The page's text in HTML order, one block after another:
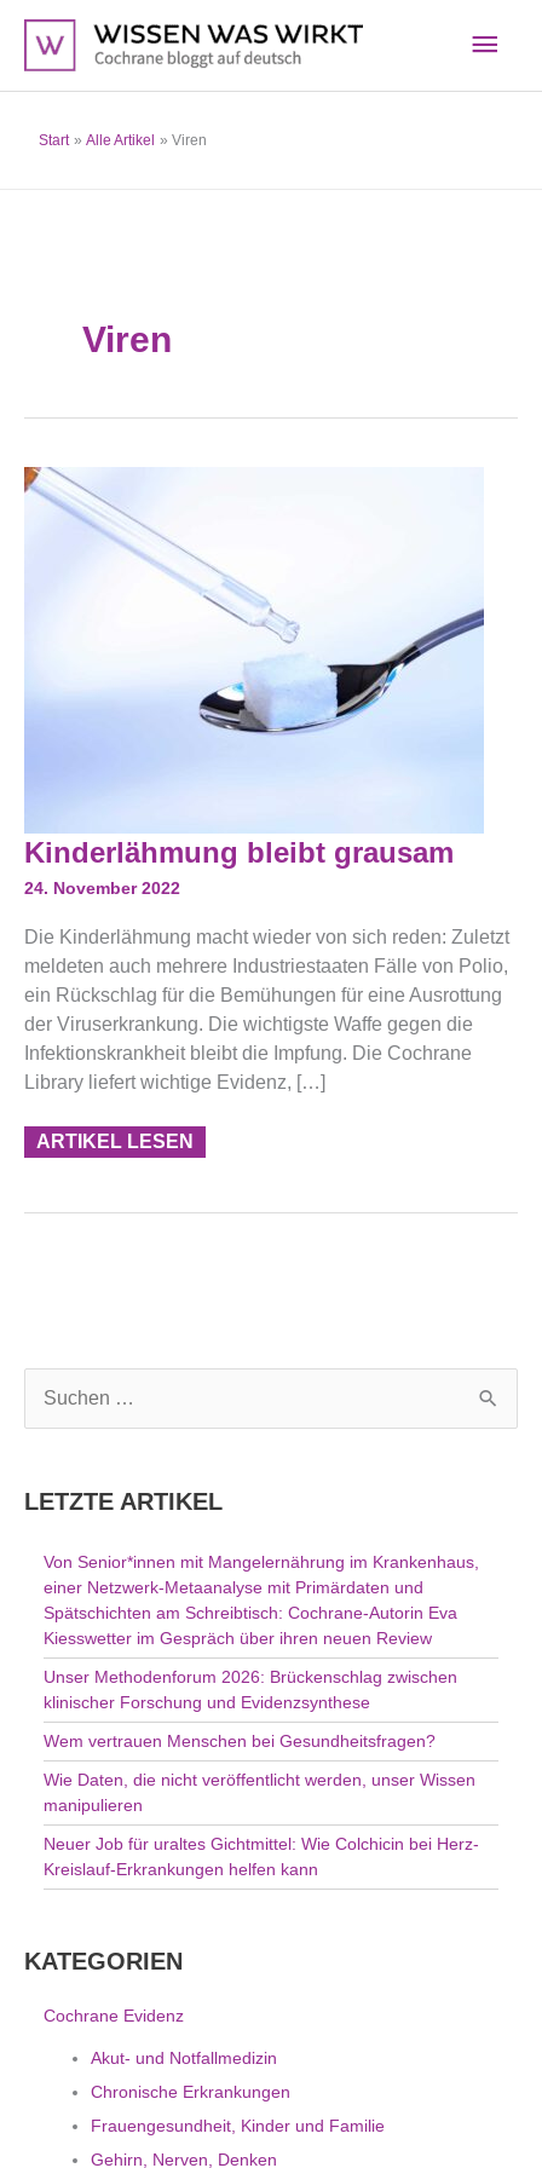
Inhalt
springen
Start Alle Artikel Viren
Viren
Kinderlähmung bleibt grausam
24. November 2022
Die Kinderlähmung macht wieder von sich reden: Zuletzt
meldeten auch mehrere Industriestaaten Fälle von Polio,
ein Rückschlag für die Bemühungen für eine Ausrottung
der Viruserkrankung. Die wichtigste Waffe gegen die
Infektionskrankheit bleibt die Impfung. Die Cochrane
Library liefert wichtige Evidenz, […]
Kinderlähmung
Bleibt
Grausam
ARTIKEL LESEN
u
e
LETZTE ARTIKEL
Von Senior*innen mit Mangelernährung im Krankenhaus,
einer Netzwerk-Metaanalyse mit Primärdaten und
Spätschichten am Schreibtisch: Cochrane-Autorin Eva
Kiesswetter im Gespräch über ihren neuen Review
Unser Methodenforum 2026: Brückenschlag zwischen
klinischer Forschung und Evidenzsynthese
Wem vertrauen Menschen bei Gesundheitsfragen?
Wie Daten, die nicht veröffentlicht werden, unser Wissen
manipulieren
Neuer Job für uraltes Gichtmittel: Wie Colchicin bei Herz-
Kreislauf-Erkrankungen helfen kann
KATEGORIEN
Cochrane Evidenz
Akut- und Notfallmedizin
Chronische Erkrankungen
Frauengesundheit, Kinder und Familie
Gehirn, Nerven, Denken